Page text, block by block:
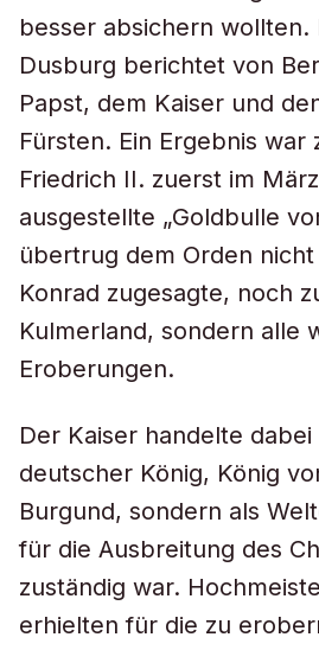
besser absichern wollten.
Dusburg berichtet von
Papst, dem Kaiser und
Fürsten. Ein Ergebnis war
Friedrich II. zuerst im
ausgestellte „Goldbulle
übertrug dem Orden
Konrad zugesagte, noch
Kulmerland, sondern alle
Eroberungen.
Der Kaiser handelte dabei
deutscher König, König
Burgund, sondern als
für die Ausbreitung des
zuständig war.
erhielten für die zu